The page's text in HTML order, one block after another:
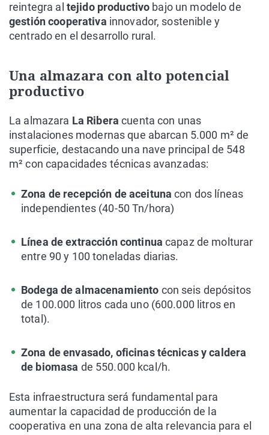
reintegra al tejido productivo bajo un modelo de
gestión cooperativa innovador, sostenible y
centrado en el desarrollo rural.
Una almazara con alto potencial
productivo
La almazara La Ribera cuenta con unas
instalaciones modernas que abarcan 5.000 m² de
superficie, destacando una nave principal de 548
m² con capacidades técnicas avanzadas:
Zona de recepción de aceituna con dos líneas
independientes (40-50 Tn/hora)
Línea de extracción continua capaz de molturar
entre 90 y 100 toneladas diarias.
Bodega de almacenamiento con seis depósitos
de 100.000 litros cada uno (600.000 litros en
total).
Zona de envasado, oficinas técnicas y caldera
de biomasa de 550.000 kcal/h.
Esta infraestructura será fundamental para
aumentar la capacidad de producción de la
cooperativa en una zona de alta relevancia para el